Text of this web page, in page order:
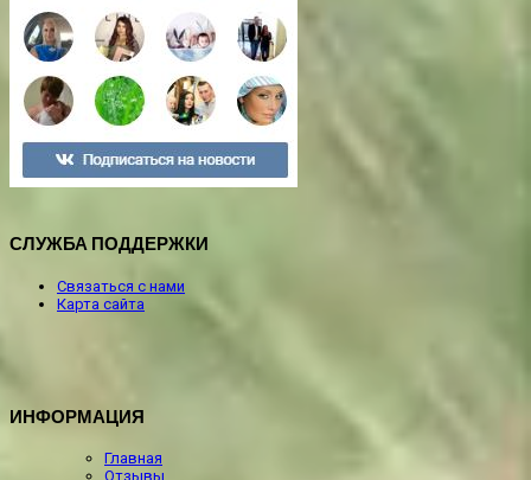
СЛУЖБА ПОДДЕРЖКИ
Связаться с нами
Карта сайта
ИНФОРМАЦИЯ
Главная
Отзывы